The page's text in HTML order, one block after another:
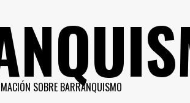
SOBRE BARRANQUISMO